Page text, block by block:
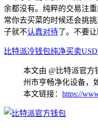
余都没有。纯粹的交易注
常你去买菜的时候还会挑
子就不认真对待了。不要
比特派冷钱包纯净买卖
本文由 @比特派官方
州市亨畅净化设备，
本文链接： https://